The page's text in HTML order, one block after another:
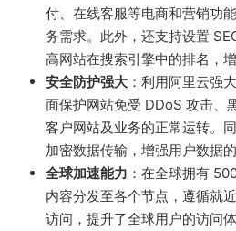
付、在线客服等电商和营销功
务需求。此外，还支持设置
高网站在搜索引擎中的排名，
安全防护强大 ：利用阿里云强
面保护网站免受 DDoS 攻击、
客户网站及业务的正常运转。
加密数据传输，增强用户数据的
全球加速能力 ：在全球拥有
内容分发至各个节点，遵循就
访问，提升了全球用户的访问